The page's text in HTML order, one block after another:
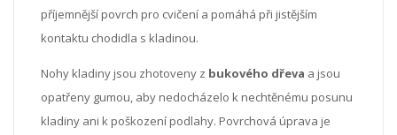
příjemnější povrch pro cvičení a pomáhá při jistějším
kontaktu chodidla s kladinou.
Nohy kladiny jsou zhotoveny z bukového dřeva a jsou
opatřeny gumou, aby nedocházelo k nechtěnému posunu
kladiny ani k poškození podlahy. Povrchová úprava je